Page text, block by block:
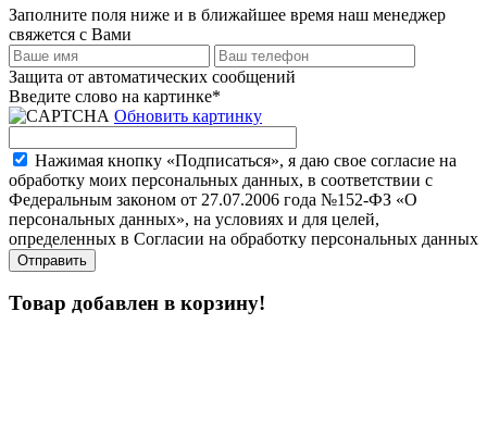
Заполните поля ниже и в ближайшее время наш менеджер
свяжется с Вами
Защита от автоматических сообщений
Введите слово на картинке*
Обновить картинку
Нажимая кнопку «Подписаться», я даю свое согласие на
обработку моих персональных данных, в соответствии с
Федеральным законом от 27.07.2006 года №152-ФЗ «О
персональных данных», на условиях и для целей,
определенных в Согласии на обработку персональных данных
Товар добавлен в корзину!